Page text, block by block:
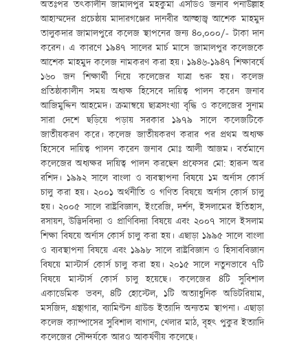
অতঃপর তৎকালীন জামালপুর মহকুমা এসডিও জনাব পনাউল্লাহ
আহাম্মদের প্রচেষ্ঠায় মাদারগঞ্জের দানবীর আল্হাজ্ব আশেক মাহমুদ
তালুকদার জামালপুরে কলেজ স্থাপনের জন্য ৪০,০০০/- টাকা দান
করেন। এ কারণে ১৯৪৭ সালের মার্চ মাসে জামালপুর কলেজকে
আশেক মাহমুদ কলেজ নামকরণ করা হয়। ১৯৪৬-১৯৪৭ শিক্ষাবর্ষে
১৬০ জন শিক্ষার্থী নিয়ে কলেজের যাত্রা শুরু হয়। কলেজ
প্রতিষ্ঠাকালীন সময় অধ্যক্ষ হিসেবে দায়িত্ব পালন করেন জনাব
আজিমুদ্দিন আহমেদ। ক্রমান্বয়ে ছাত্রসংখ্যা বৃদ্ধি ও কলেজের সুনাম
সারা দেশে ছড়িয়ে পড়ায় সরকার ১৯৭৯ সালে কলেজটিকে
জাতীয়করণ করে। কলেজ জাতীয়করণ করার পর প্রথম অধ্যক্ষ
হিসেবে দায়িত্ব পালন করেন জনাব মোঃ আলী আজম। বর্তমানে
কলেজের অধ্যক্ষর দায়িত্ব পালন করছেন প্রফেসর মো: হারুন অর
রশিদ। ১৯৯২ সালে বাংলা ও ব্যবস্থাপনা বিষয়ে ১ম অর্নাস কোর্স
চালু করা হয়। ২০০১ অর্থনীতি ও গণিত বিষয়ে অর্নাস কোর্স চালু
হয়। ২০০৫ সালে রাষ্ট্রবিজ্ঞান, ইংরেজি, দর্শন, ইসলামের ইতিহাস,
রসায়ন, উদ্ভিদবিদ্যা ও প্রাণিবিদ্যা বিষয়ে এবং ২০০৭ সালে ইসলাম
শিক্ষা বিষয়ে অর্নাস কোর্স চালু করা হয়। এছাড়া ১৯৯৫ সালে বাংলা
ও ব্যবস্থাপনা বিষয়ে এবং ১৯৯৮ সালে রাষ্ট্রবিজ্ঞান ও হিসাববিজ্ঞান
বিষয়ে মাস্টার্স কোর্স চালু করা হয়। ২০১৫ সালে নতুনভাবে ৭টি
বিষয়ে মাস্টার্স কোর্স চালু হয়েছে। কলেজের ৪টি সুবিশাল
একাডেমিক ভবন, ৪টি হোস্টেল, ১টি অত্যাধুনিক অডিটরিয়াম,
মসজিদ, গ্রন্থাগার, ব্যামিণ্টন গ্রাউন্ড ইত্যাদি অন্যতম স্থাপনা। এছাড়া
কলেজ ক্যাম্পাসের সুবিশাল বাগান, খেলার মাঠ, বৃহৎ পুকুর ইত্যাদি
কলেজের সৌন্দর্যকে আরও আকর্ষণীয় কলেছে।